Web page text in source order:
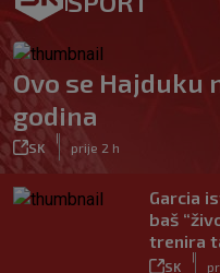
Ovo se Hajduku
godina
SK prije 2 h
Garcia
baš
trenira
SK